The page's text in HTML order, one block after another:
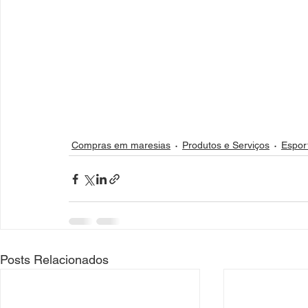
Compras em maresias Produtos e Serviços
Posts Relacionados